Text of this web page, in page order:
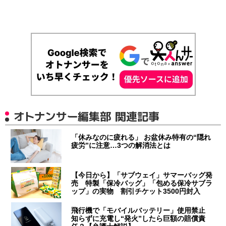
オトナンサー編集部 関連記事
「休みなのに疲れる」 お盆休み特有の“隠れ
疲労”に注意…3つの解消法とは
【今日から】「サブウェイ」サマーバッグ発
売 特製「保冷バッグ」「包める保冷サブラ
ップ」の実物 割引チケット3500円封入
飛行機で「モバイルバッテリー」使用禁止
知らずに充電し“発火”したら巨額の賠償責